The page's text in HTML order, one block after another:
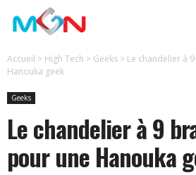
au
contenu
Accueil > High Tech > Geeks > Le chandelier à
Hanouka geek
Geeks
Le chandelier à 9
pour une Hanouka